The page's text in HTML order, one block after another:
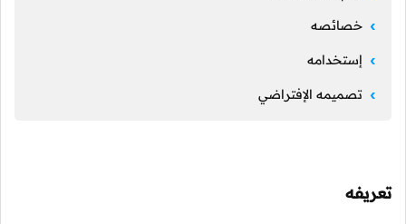
خصائصه
إستخدامه
تصميمه الإفتراضي
تعريفه